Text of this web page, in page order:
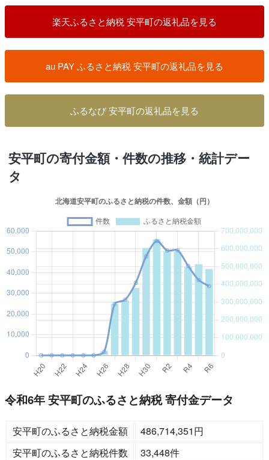
楽天ふるさと納税 安平町の返礼品を見る
au PAY ふるさと納税 安平町の返礼品を見る
ふるなび 安平町の返礼品を見る
安平町の寄付金額・件数の推移・統計デー
タ
令和6年 安平町のふるさと納税 寄付金データ
安平町のふるさと納税金額
486,714,351円
安平町のふるさと納税件数
33,448件